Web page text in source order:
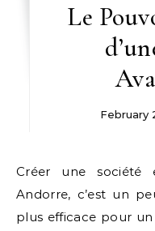
Le
February
Créer une société et s’installer fiscalement en
Andorre, c’est un
plus efficace pour